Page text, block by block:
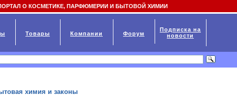
химия и законы
О КОСМЕТИКЕ, ПАРФЮМЕРИИ И БЫТОВОЙ ХИМИИ
Товары Компании Форум
Подписка на
новости